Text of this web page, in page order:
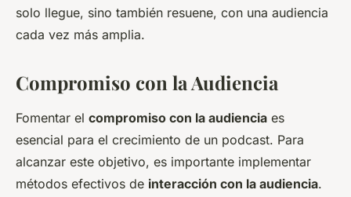
solo llegue, sino también resuene, con una audiencia
cada vez más amplia.
Compromiso con la Audiencia
Fomentar el compromiso con la audiencia es
esencial para el crecimiento de un podcast. Para
alcanzar este objetivo, es importante implementar
métodos efectivos de interacción con la audiencia.